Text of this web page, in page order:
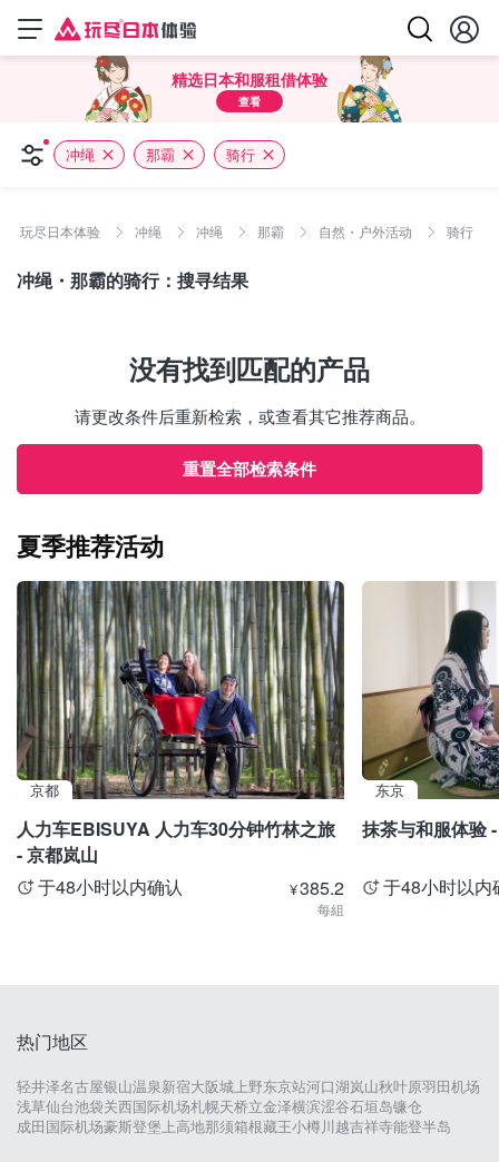
精选日本和服租借体验
查看
冲绳 那霸 骑行
玩尽日本体验 冲绳 冲绳 那霸 自然・户外活动 骑行
冲绳・那霸的骑行：搜寻结果
没有找到匹配的产品
请更改条件后重新检索，或查看其它推荐商品。
重置全部检索条件
夏季推荐活动
京都
人力车EBISUYA 人力车30分钟竹林之旅
- 京都岚山
于48小时以内确认
¥385.2
每組
东京
抹茶与和服体验
于48小时以内
热门地区
轻井泽名古屋银山温泉新宿大阪城 上野东京站河口湖岚山秋叶原羽田机场
浅草仙台池袋关西国际机场札幌天桥立金泽横滨涩谷石垣岛镰仓
成田国际机场豪斯登堡 上高地那须箱根藏王小樽川越吉祥寺能登半岛